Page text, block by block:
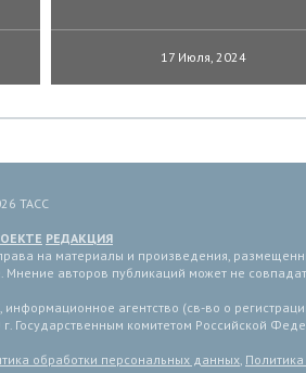
17 Июля, 2024
ТАСС
РЕДАКЦИЯ
на материалы и произведения,
Мнение авторов публикаций может не
информационное агентство (св-во о
г. Государственным комитетом Российской
обработки персональных данных,